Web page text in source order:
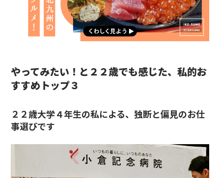
やってみたい！と２２歳でも感じた、私的お
すすめトップ３
２２歳大学４年生の私による、独断と偏見のお仕
事選びです